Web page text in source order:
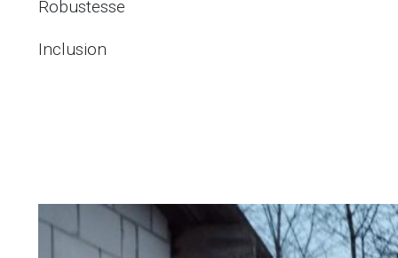
Robustesse
Inclusion